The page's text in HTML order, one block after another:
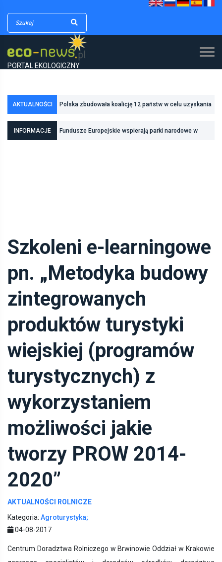
PORTAL EKOLOGICZNY
AKTUALNOŚCI
inwestycjom w zielono-niebieską infrastrukturę
energetyczną
INFORMACJE Fundusze Europejskie wspierają parki narodowe w
Szkoleni e-learningowe
pn. „Metodyka budowy
zintegrowanych
produktów turystyki
wiejskiej (programów
turystycznych) z
wykorzystaniem
możliwości jakie
tworzy PROW 2014-
2020”
AKTUALNOŚCI ROLNICZE
Kategoria: Agroturystyka;
04-08-2017
Centrum Doradztwa Rolniczego w Brwinowie Oddział w Krakowie